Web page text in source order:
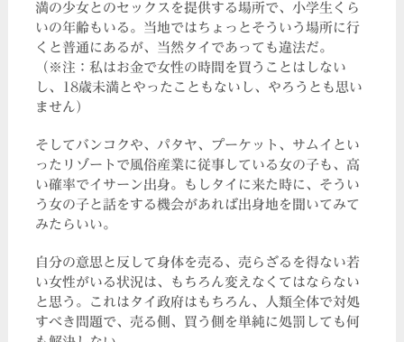
満の少女とのセックスを提供する場所で、小学生くら
いの年齢もいる。当地ではちょっとそういう場所に行
くと普通にあるが、当然タイであっても違法だ。
（※注：私はお金で女性の時間を買うことはしない
し、18歳未満とやったこともないし、やろうとも思い
ません）
そしてバンコクや、パタヤ、プーケット、サムイとい
ったリゾートで風俗産業に従事している女の子も、高
い確率でイサーン出身。もしタイに来た時に、そうい
う女の子と話をする機会があれば出身地を聞いてみて
みたらいい。
自分の意思と反して身体を売る、売らざるを得ない若
い女性がいる状況は、もちろん変えなくてはならない
と思う。これはタイ政府はもちろん、人類全体で対処
すべき問題で、売る側、買う側を単純に処罰しても何